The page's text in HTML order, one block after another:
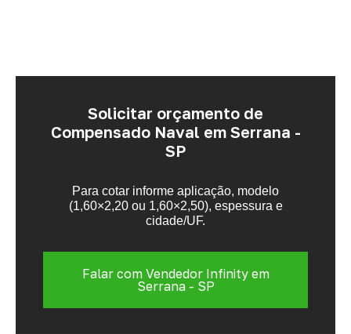
Solicitar orçamento de
Compensado Naval em Serrana -
SP
Para cotar informe aplicação, modelo
(1,60×2,20 ou 1,60×2,50), espessura e
cidade/UF.
Falar com Vendedor Infinity em
Serrana - SP